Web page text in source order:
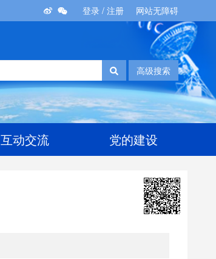
登录 / 注册 网站无障碍
高级搜索
互动交流 党的建设